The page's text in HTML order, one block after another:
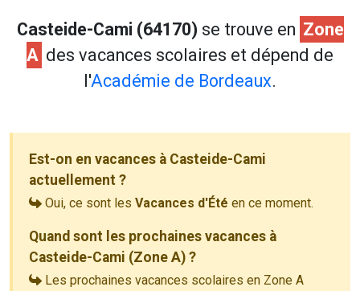
Casteide-Cami (64170) se trouve en Zone
A des vacances scolaires et dépend de
l'Académie de Bordeaux.
Est-on en vacances à Casteide-Cami
actuellement ?
Oui, ce sont les Vacances d'Été en ce moment.
Quand sont les prochaines vacances à
Casteide-Cami (Zone A) ?
Les prochaines vacances scolaires en Zone A